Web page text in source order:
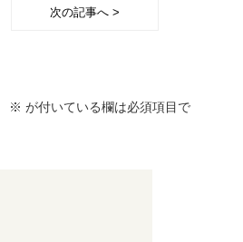
次の記事へ >
※ が付いている欄は必須項目で